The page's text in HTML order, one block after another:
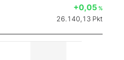
+0,05 %
26.140,13 Pkt